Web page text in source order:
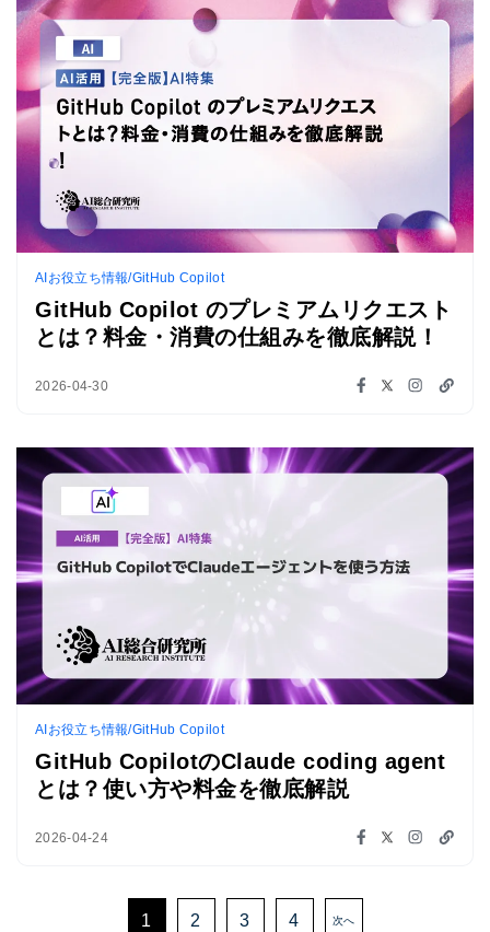
AIお役立ち情報/GitHub Copilot
GitHub Copilot のプレミアムリクエスト
とは？料金・消費の仕組みを徹底解説！
2026-04-30
AIお役立ち情報/GitHub Copilot
GitHub CopilotのClaude coding agent
とは？使い方や料金を徹底解説
2026-04-24
1 2 3 4 次へ